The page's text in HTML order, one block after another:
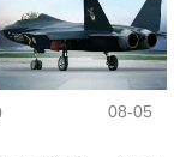
08-05